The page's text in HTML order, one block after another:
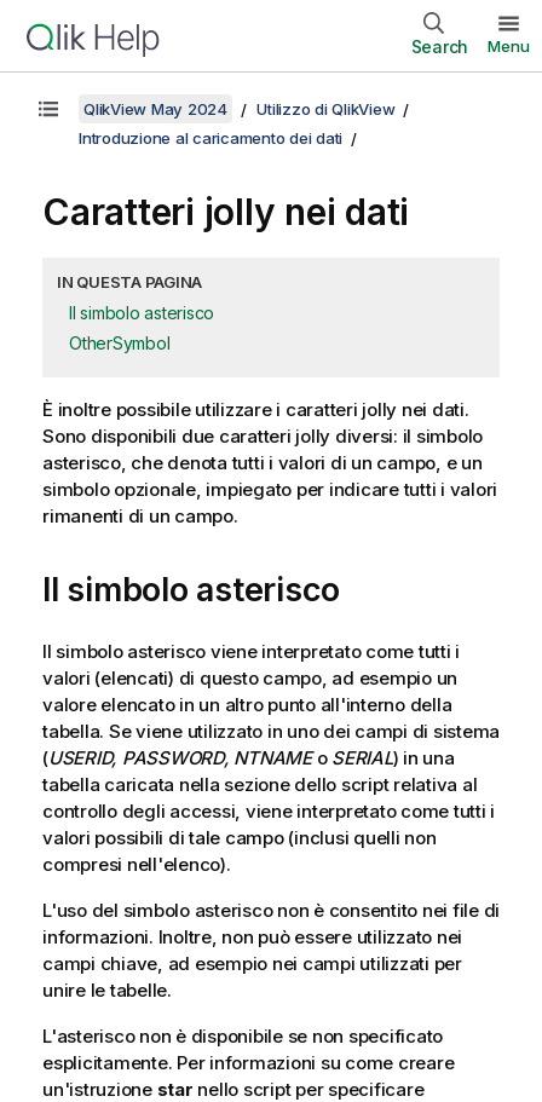
Search Menu
QlikView May 2024
Utilizzo di QlikView
Introduzione al caricamento dei dati
Caratteri jolly nei dati
IN QUESTA PAGINA
Il simbolo asterisco
OtherSymbol
È inoltre possibile utilizzare i caratteri jolly nei dati.
Sono disponibili due caratteri jolly diversi: il simbolo
asterisco, che denota tutti i valori di un campo, e un
simbolo opzionale, impiegato per indicare tutti i valori
rimanenti di un campo.
Il simbolo asterisco
Il simbolo asterisco viene interpretato come tutti i
valori (elencati) di questo campo, ad esempio un
valore elencato in un altro punto all'interno della
tabella. Se viene utilizzato in uno dei campi di sistema
(USERID, PASSWORD, NTNAMEo SERIAL) in una
tabella caricata nella sezione dello script relativa al
controllo degli accessi, viene interpretato come tutti i
valori possibili di tale campo (inclusi quelli non
compresi nell'elenco).
L'uso del simbolo asterisco non è consentito nei file di
informazioni. Inoltre, non può essere utilizzato nei
campi chiave, ad esempio nei campi utilizzati per
unire le tabelle.
L'asterisco non è disponibile se non specificato
esplicitamente. Per informazioni su come creare
un'istruzione star nello script per specificare